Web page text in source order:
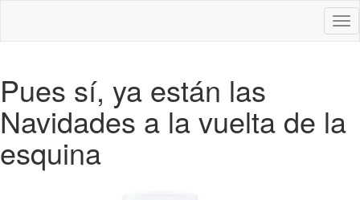
Pues sí, ya están las
Navidades a la vuelta de la
esquina